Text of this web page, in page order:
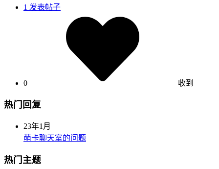
1 发表帖子
0 收到
热门回复
23年1月
萌卡聊天室的问题
热门主题